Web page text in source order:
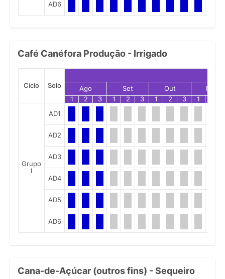
AD6
Café Canéfora Produção - Irrigado
Ciclo Solo Ago Set Out
Nov
1
2 3 1 2 3 1 2 3 1
Grupo
I
AD1
AD2
AD3
AD4
AD5
AD6
Cana-de-Açúcar (outros fins) - Sequeiro